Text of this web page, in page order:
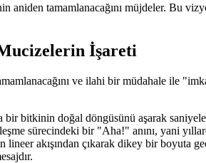
aniden tamamlanacağını müjdeler. Bu
İşareti
ve ilahi bir müdahale ile
bitkinin doğal döngüsünü aşarak
sürecindeki bir "Aha!" anını, yani
akışından çıkarak dikey bir boyuta